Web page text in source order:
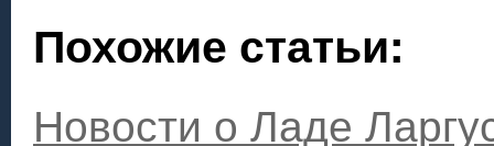
Похожие статьи:
Новости о Ладе